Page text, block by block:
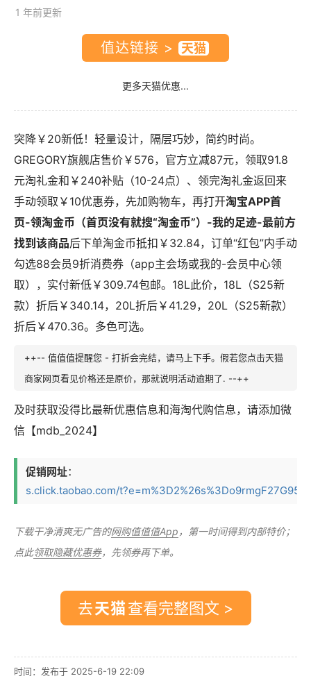
1 年前更新
值达链接 >
更多天猫优惠...
突降￥20新低！轻量设计，隔层巧妙，简约时尚。
GREGORY旗舰店售价￥576，官方立减87元，领取91.8
元淘礼金和￥240补贴（10-24点）、领完淘礼金返回来
手动领取￥10优惠券，先加购物车，再打开淘宝APP首
页-领淘金币（首页没有就搜“淘金币”）-我的足迹-最前方
找到该商品后下单淘金币抵扣￥32.84，订单“红包”内手动
勾选88会员9折消费券（app主会场或我的-会员中心领
取），实付新低￥309.74包邮。18L此价，18L（S25新
款）折后￥340.14，20L折后￥41.29，20L（S25新款）
折后￥470.36。多色可选。
++-- 值值值提醒您 - 打折会完结，请马上下手。假若您点击天猫
商家网页看见价格还是原价，那就说明活动逾期了. --++
及时获取没得比最新优惠信息和海淘代购信息，请添加微
信【mdb_2024】
促销网址：
s.click.taobao.com/
下载干净清爽无广告的网购值值值App ，第一时间得到内部特价；
点此领取隐藏优惠券，先领券再下单。
去 查看完整图文 >
时间：发布于 2025-6-19 22:09